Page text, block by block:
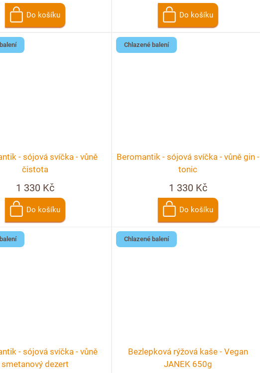
Do košíku Do košíku
- sójová svíčka - vůně
čistota
1 330 Kč
Do košíku
Chlazené balení
Beromantik - sójová svíčka - vůně gin -
tonic
1 330 Kč
Do košíku
- sójová svíčka - vůně
smetanový dezert
Chlazené balení
Bezlepková rýžová kaše - Vegan
JANEK 650g